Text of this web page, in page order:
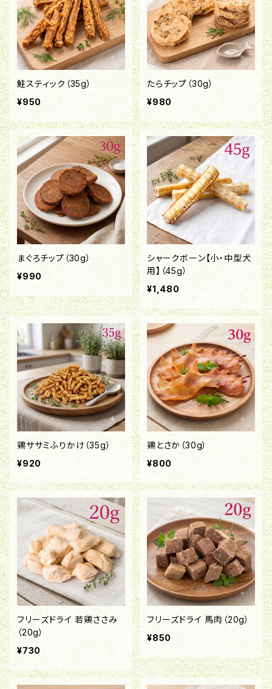
鮭スティック（35g）
¥950
たらチップ（30g）
¥980
まぐろチップ（30g）
¥990
シャークボーン【小・中型犬
用】（45g）
¥1,480
鶏ササミふりかけ（35g）
¥920
鶏とさか（30g）
¥800
フリーズドライ 若鶏ささみ
（20g）
¥730
フリーズドライ 馬肉（20g）
¥850